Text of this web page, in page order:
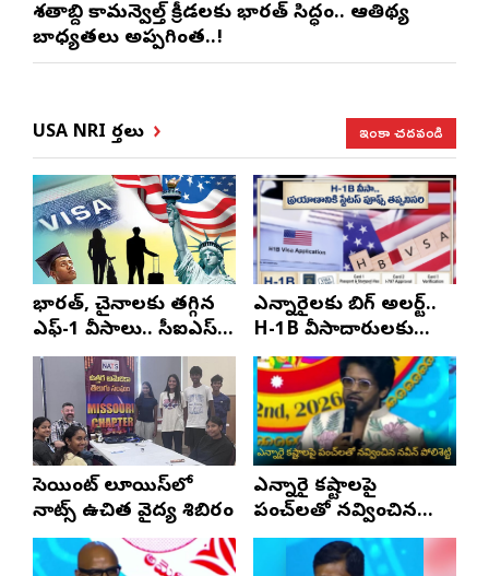
శతాబ్ది కామన్వెల్త్ క్రీడలకు భారత్ సిద్ధం.. ఆతిథ్య
బాధ్యతలు అప్పగింత..!
USA NRI వార్తలు ఇంకా చదవండి
భారత్, చైనాలకు తగ్గిన
ఎఫ్-1 వీసాలు.. సీఐఎస్
నివేదిక..!
ఎన్నారైలకు బిగ్ అలర్ట్..
H-1B వీసాదారులకు
ప్రయాణ సమయంలో
స్టేటస్ ప్రూఫ్స్ తప్పనిసరి..!
సెయింట్ లూయిస్‌లో
నాట్స్ ఉచిత వైద్య శిబిరం
ఎన్నారై కష్టాలపై
పంచ్‌లతో నవ్వించిన
నవీన్ పోలిశెట్టి